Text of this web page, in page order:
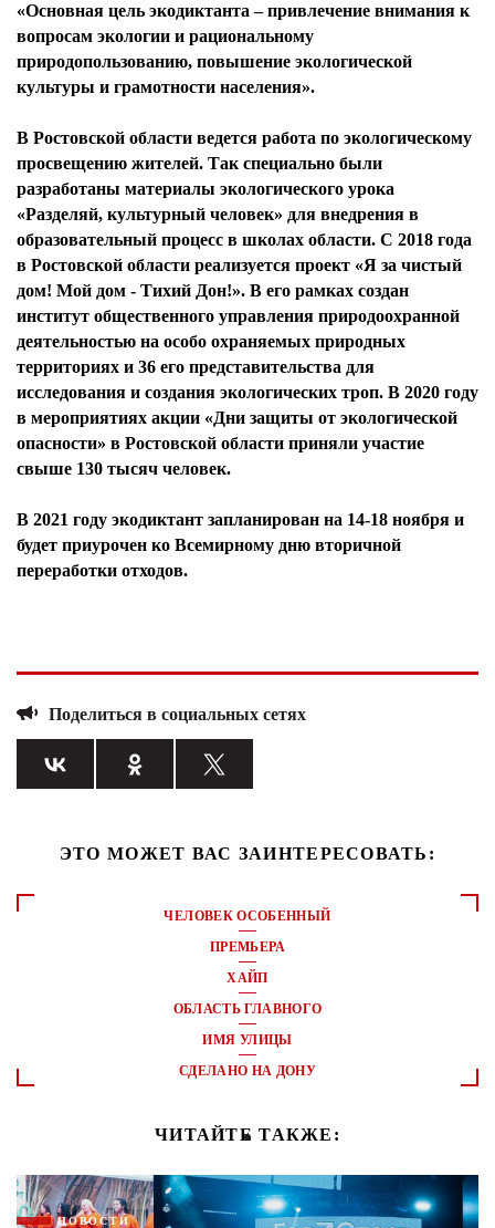
«Основная цель экодиктанта – привлечение внимания к
вопросам экологии и рациональному
природопользованию, повышение экологической
культуры и грамотности населения».
В Ростовской области ведется работа по экологическому
просвещению жителей. Так специально были
разработаны материалы экологического урока
«Разделяй, культурный человек» для внедрения в
образовательный процесс в школах области. С 2018 года
в Ростовской области реализуется проект «Я за чистый
дом! Мой дом - Тихий Дон!». В его рамках создан
институт общественного управления природоохранной
деятельностью на особо охраняемых природных
территориях и 36 его представительства для
исследования и создания экологических троп. В 2020 году
в мероприятиях акции «Дни защиты от экологической
опасности» в Ростовской области приняли участие
свыше 130 тысяч человек.
В 2021 году экодиктант запланирован на 14-18 ноября и
будет приурочен ко Всемирному дню вторичной
переработки отходов.
Поделиться в социальных сетях
ЭТО МОЖЕТ ВАС ЗАИНТЕРЕСОВАТЬ:
ЧЕЛОВЕК ОСОБЕННЫЙ
ПРЕМЬЕРА
ХАЙП
ОБЛАСТЬ ГЛАВНОГО
ИМЯ УЛИЦЫ
СДЕЛАНО НА ДОНУ
ЧИТАЙТЕ ТАКЖЕ:
НОВОСТИ